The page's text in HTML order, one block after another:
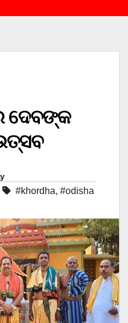
ଦେବଙ୍କ
#khordha, #odisha